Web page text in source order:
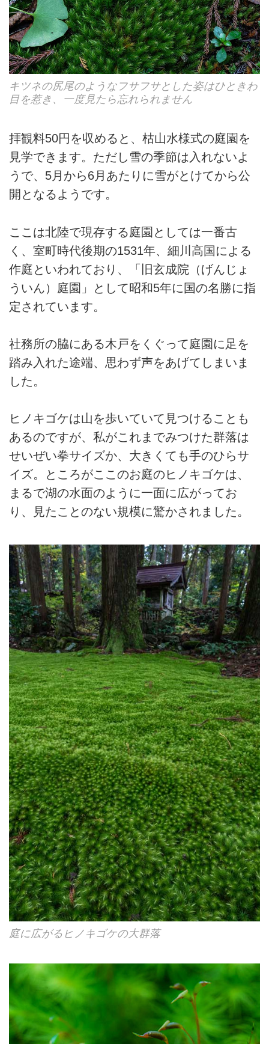
キツネの尻尾のようなフサフサとした姿はひときわ
目を惹き、一度見たら忘れられません
拝観料50円を収めると、枯山水様式の庭園を
見学できます。ただし雪の季節は入れないよ
うで、5月から6月あたりに雪がとけてから公
開となるようです。
ここは北陸で現存する庭園としては一番古
く、室町時代後期の1531年、細川高国による
作庭といわれており、「旧玄成院（げんじょ
ういん）庭園」として昭和5年に国の名勝に指
定されています。
社務所の脇にある木戸をくぐって庭園に足を
踏み入れた途端、思わず声をあげてしまいま
した。
ヒノキゴケは山を歩いていて見つけることも
あるのですが、私がこれまでみつけた群落は
せいぜい拳サイズか、大きくても手のひらサ
イズ。ところがここのお庭のヒノキゴケは、
まるで湖の水面のように一面に広がってお
り、見たことのない規模に驚かされました。
庭に広がるヒノキゴケの大群落